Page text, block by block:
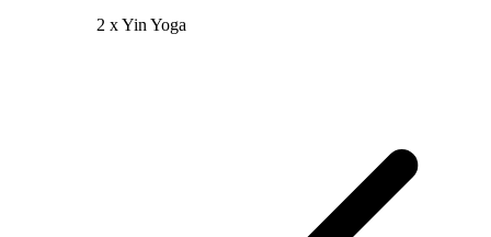
2 x Yin Yoga